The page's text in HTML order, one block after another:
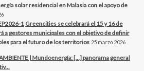
solar residencial en Malasia con el apoyo de
Greencities se celebrará el 15 y 16 de
a gestores municipales con el objetivo de definir
para el futuro de los territorios 25 marzo 2026
AMBIENTE | Mundoenergía: […] panorama general